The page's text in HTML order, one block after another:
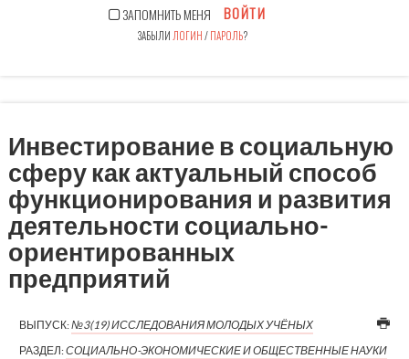
ЗАПОМНИТЬ МЕНЯ ВОЙТИ
ЗАБЫЛИ ЛОГИН/ПАРОЛЬ?
Инвестирование в социальную
сферу как актуальный способ
функционирования и развития
деятельности социально-
ориентированных
предприятий
ВЫПУСК:№3(19) ИССЛЕДОВАНИЯ МОЛОДЫХ УЧЁНЫХ
РАЗДЕЛ:СОЦИАЛЬНО-ЭКОНОМИЧЕСКИЕ И ОБЩЕСТВЕННЫЕ НАУКИ